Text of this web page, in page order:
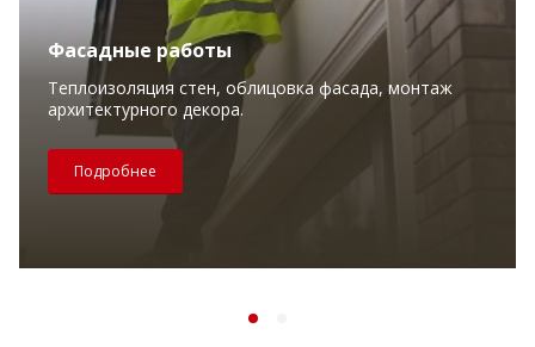
Фасадные работы
Теплоизоляция стен, облицовка фасада, монтаж
архитектурного декора.
Подробнее